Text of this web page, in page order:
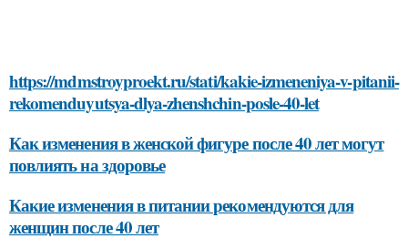
https://mdmstroyproekt.ru/stati/kakie-izmeneniya-v-pitanii-
rekomenduyutsya-dlya-zhenshchin-posle-40-let
Как изменения в женской фигуре после 40 лет могут
повлиять на здоровье
Какие изменения в питании рекомендуются для
женщин после 40 лет